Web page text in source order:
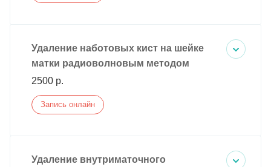
Удаление наботовых кист на шейке
матки радиоволновым методом
2500 р.
Запись онлайн
Удаление внутриматочного